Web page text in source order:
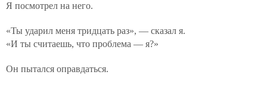
Я посмотрел на него.
«Ты ударил меня тридцать раз», — сказал я.
«И ты считаешь, что проблема — я?»
Он пытался оправдаться.